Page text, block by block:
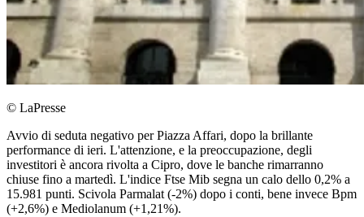
© LaPresse
Avvio di seduta negativo per Piazza Affari, dopo la brillante
performance di ieri. L'attenzione, e la preoccupazione, degli
investitori è ancora rivolta a Cipro, dove le banche rimarranno
chiuse fino a martedì. L'indice Ftse Mib segna un calo dello 0,2% a
15.981 punti. Scivola Parmalat (-2%) dopo i conti, bene invece Bpm
(+2,6%) e Mediolanum (+1,21%).